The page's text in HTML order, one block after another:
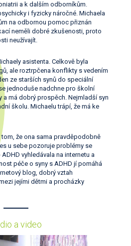
a k dalším odborníkům.
i fyzicky náročné. Michaela
na odbornou pomoc přiznán
neměli dobré zkušenosti, proto
neužívajít.
asistenta. Celkově byla
ale roztrpčena konflikty s vedením
ze starších synů do speciální
jednoduše nadchne pro školní
a má dobrý prospěch. Nejmladší syn
školu. Michaelu trápí, že má ke
že ona sama pravděpodobně
u sebe pozoruje problémy se
vyhledávala na internetu a
péče o syny s ADHD jí pomáhá
blog, dobrý vztah
jejími dětmi a procházky
a video